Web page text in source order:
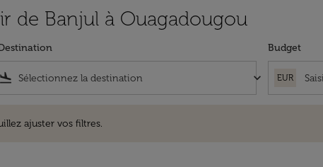
de Banjul à Ouagadougou
flight_land keyboard_arrow_down
Budget
EUR
ajuster vos filtres.